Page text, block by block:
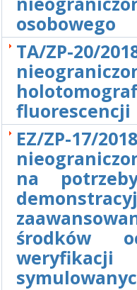
osobowego
TA/ZP-20/
fluorescencji
EZ/ZP-17/
na
środków